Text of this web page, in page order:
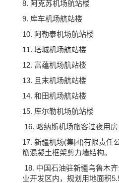
8. 阿克苏机场航站楼
9. 库车机场航站楼
10. 阿勒泰机场航站楼
11. 塔城机场航站楼
12. 富蕴机场航站楼
13. 且末机场航站楼
14. 和田机场航站楼
15. 库尔勒机场航站楼
16. 喀纳斯机场旅客过夜用房
17. 新疆机场(集团)有限责任
筋混凝土框架剪力墙结构。
18. 中国石油驻新疆乌鲁木
业开发区内，规划用地面积